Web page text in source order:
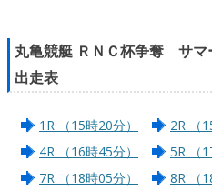
丸亀競艇 ＲＮＣ杯争奪 サマ
出走表
1R （15時20分） 2R （
4R （16時45分）
5R （
7R （18時05分）
8R （